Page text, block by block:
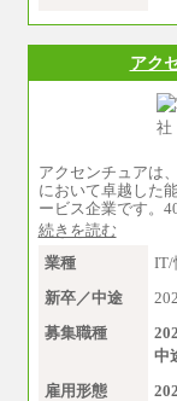
月
月
※
準
準
社
※
※
正
アク
アクセンチュアは
において卓越した
ービス企業です。
続きを読む
業種
IT/
新卒／中途
募集職種
中
雇用形態